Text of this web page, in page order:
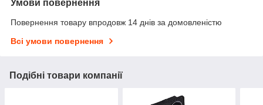
Умови повернення
Повернення товару впродовж 14 днів за домовленістю
Всі умови повернення
Подібні товари компанії